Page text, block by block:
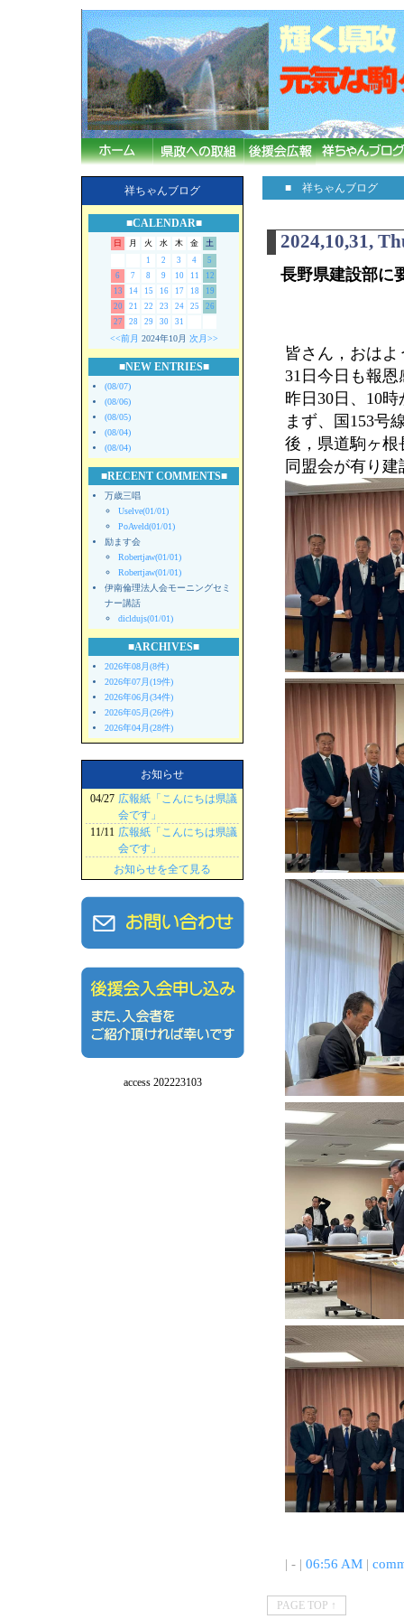
祥ちゃんブログ
■CALENDAR■
日 月 火 水 木 金
土
1
2 3 4
5
6
7 8 9 10 11
12
13
14 15 16 17 18
19
20
21 22 23 24 25
26
27
28 29 30 31
<<前月 2024年10月 次月>>
■NEW ENTRIES■
(08/07)
(08/06)
(08/05)
(08/04)
(08/04)
■RECENT COMMENTS■
万歳三唱
Uselve(01/01)
PoAveld(01/01)
励ます会
Robertjaw(01/01)
Robertjaw(01/01)
伊南倫理法人会モーニングセミ
ナー講話
dicldujs(01/01)
■ARCHIVES■
2026年08月(8件)
2026年07月(19件)
2026年06月(34件)
2026年05月(26件)
2026年04月(28件)
お知らせ
04/27 広報紙「こんにちは県議
会です」
11/11 広報紙「こんにちは県議
会です」
お知らせを全て見る
access 202223103
■ 祥ちゃんブログ
2024,10,31,
長野県建設部に
皆さん，おは
31日今日も報
昨日30日、10
まず、国153号
後，県道駒ヶ
同盟会が有り
| - | 06:56 AM|
PAGE TOP ↑